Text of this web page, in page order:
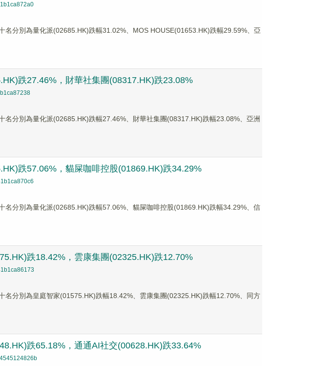
名分別為量化派(02685.HK)跌幅31.02%、MOS HOUSE(01653.HK)跌幅29.59%、亞
跌27.46%，財華社集團(08317.HK)跌23.08%
名分別為量化派(02685.HK)跌幅27.46%、財華社集團(08317.HK)跌幅23.08%、亞洲
跌57.06%，貓屎咖啡控股(01869.HK)跌34.29%
名分別為量化派(02685.HK)跌幅57.06%、貓屎咖啡控股(01869.HK)跌幅34.29%、信
跌18.42%，雲康集團(02325.HK)跌12.70%
名分別為皇庭智家(01575.HK)跌幅18.42%、雲康集團(02325.HK)跌幅12.70%、同方
跌65.18%，通通AI社交(00628.HK)跌33.64%